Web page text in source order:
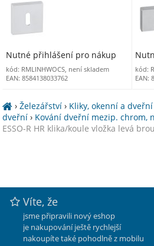
Nutné přihlášení pro nákup
kód: RMLINHWOCS, není skladem
EAN: 8584138033762
kód:
EAN:
›Železářství › Kliky, okenní a
dveřní › Kování dveřní mezip. chrom,
ESSO-R HR klika/koule vložka levá
Víte, že
jsme připravili nový eshop
je nakupování ještě rychlejší
nakoupíte také pohodlně z mobilu